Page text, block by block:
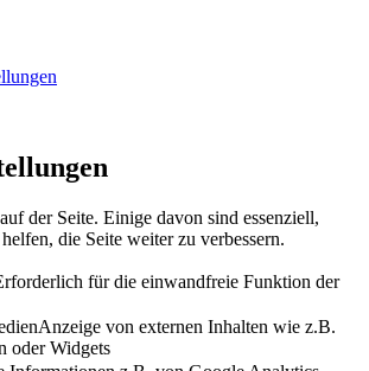
der Seite. Einige davon sind essenziell,
die Seite weiter zu verbessern.
für die einwandfreie Funktion der
Anzeige von externen Inhalten wie z.B.
oder Widgets